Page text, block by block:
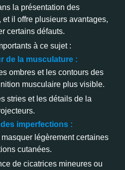
la présentation des
il offre plusieurs avantages,
certains défauts.
à ce sujet :
de la musculature :
ombres et les contours des
musculaire plus visible.
stries et les détails de la
imperfections :
légèrement certaines
cutanées.
de cicatrices mineures ou